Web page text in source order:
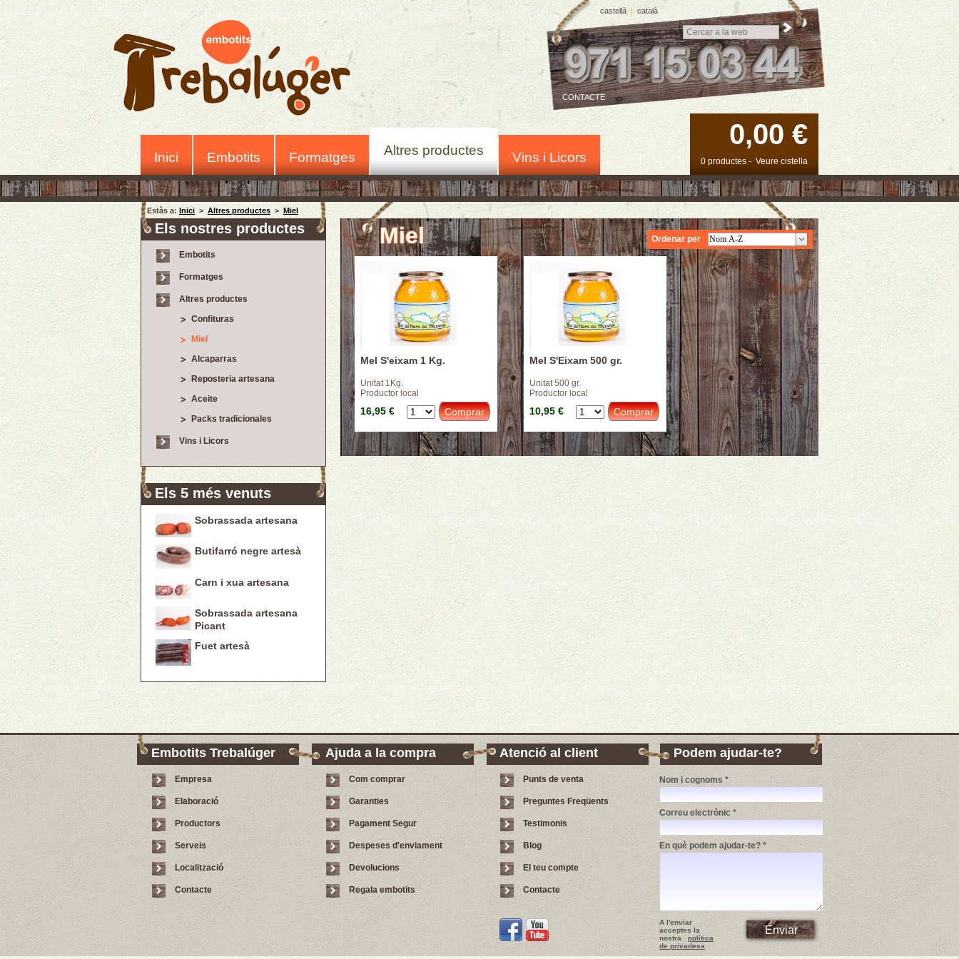
castellà | català
CONTACTE
Inici Embotits Formatges Altres productes Vins i Licors
0,00 €
0 productes - Veure cistella
Estàs a: Inici > Altres productes > Miel
Els nostres productes
Embotits
Formatges
Altres productes
Confituras
Miel
Alcaparras
Reposteria artesana
Aceite
Packs tradicionales
Vins i Licors
Els 5 més venuts
Sobrassada artesana
Butifarró negre artesà
Carn i xua artesana
Sobrassada artesana
Picant
Fuet artesà
Miel Ordenar per
Mel S'eixam 1 Kg.
Unitat 1Kg.
Productor local
16,95 €
Mel S'Eixam 500 gr.
Unitat 500 gr.
Productor local
10,95 €
Embotits Trebalúger
Empresa
Elaboració
Productors
Serveis
Localització
Contacte
Ajuda a la compra
Com comprar
Garanties
Pagament Segur
Despeses d'enviament
Devolucions
Regala embotits
Atenció al client
Punts de venta
Preguntes Freqüents
Testimonis
Blog
El teu compte
Contacte
Podem ajudar-te?
Nom i cognoms *
Correu electrònic *
En què podem ajudar-te? *
A l'enviar
acceptes la
nostra política
de privadesa